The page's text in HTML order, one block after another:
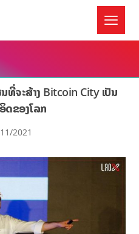
ທີ່ຈະສ້າງ Bitcoin City ເປັນ
ດຂອງໂລກ
2021